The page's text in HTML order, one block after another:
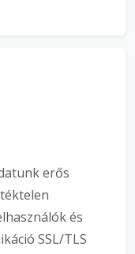
erős
és
SSL/TLS